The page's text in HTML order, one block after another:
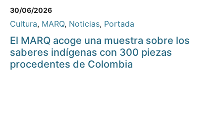
30/06/2026
Cultura, MARQ, Noticias, Portada
El MARQ acoge una muestra sobre los
saberes indígenas con 300 piezas
procedentes de Colombia